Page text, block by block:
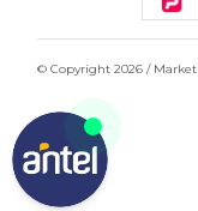
© Copyright 2026 / Market